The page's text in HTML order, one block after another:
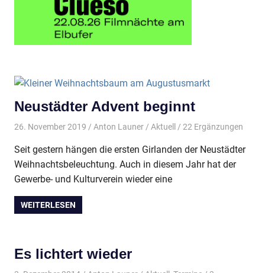
Neustädter Advent beginnt
26. November 2019 Anton Launer Aktuell / 22 Ergänzungen
Seit gestern hängen die ersten Girlanden der Neustädter
Weihnachtsbeleuchtung. Auch in diesem Jahr hat der
Gewerbe- und Kulturverein wieder eine
WEITERLESEN
Es lichtert wieder